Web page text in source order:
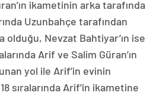
ikametinin arka tarafında
Uzunbahçe tarafından
olduğu, Nevzat Bahtiyar’ın ise
Arif ve Salim Güran’ın
yol ile Arif’in evinin
sıralarında Arif’in ikametine